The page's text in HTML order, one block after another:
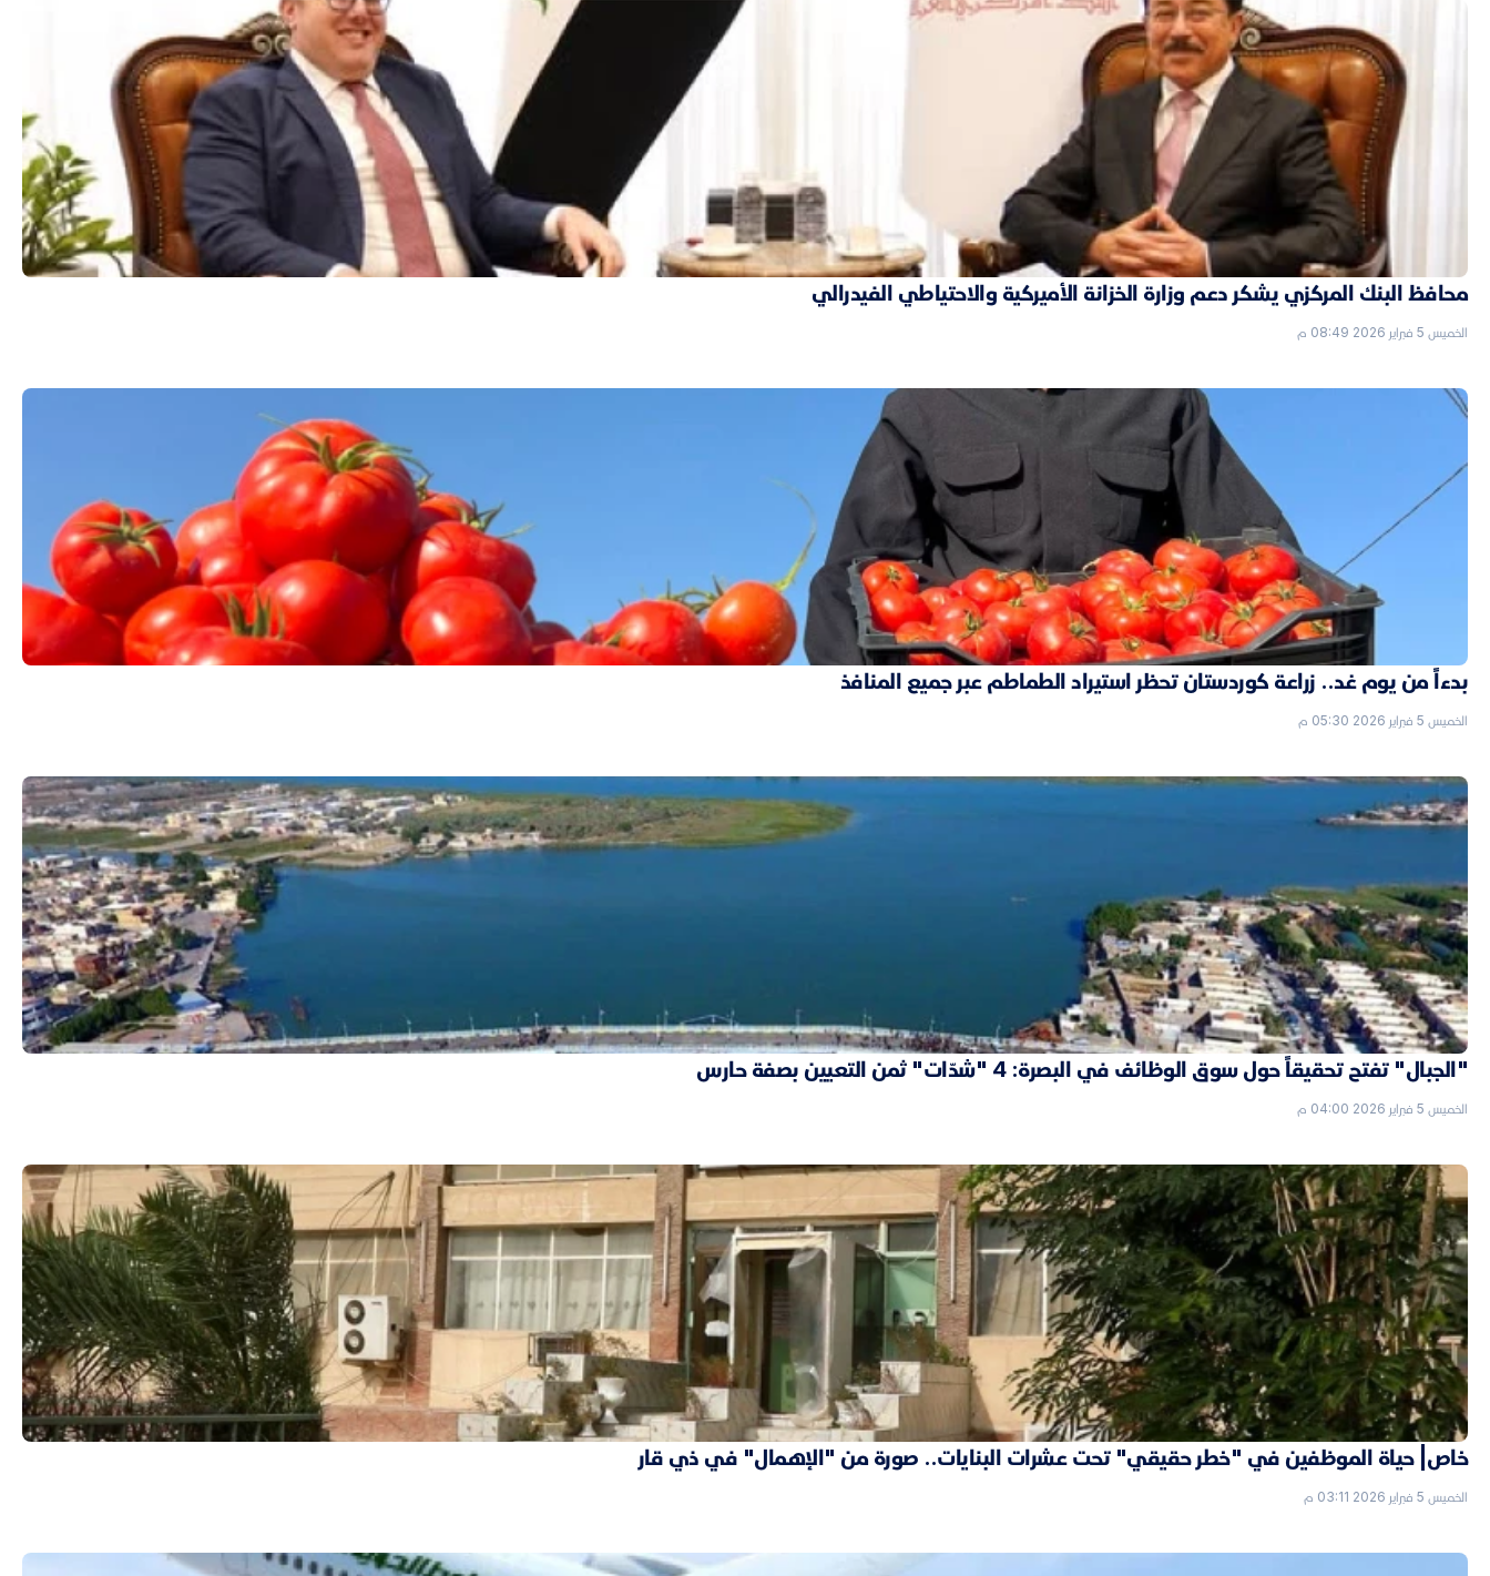
محافظ البنك المركزي يشكر دعم وزارة الخزانة الأميركية والاحتياطي الفيدرالي
الخميس 5 فبراير 2026 08:49 م
بدءاً من يوم غد.. زراعة كوردستان تحظر استيراد الطماطم عبر جميع المنافذ
الخميس 5 فبراير 2026 05:30 م
"الجبال" تفتح تحقيقاً حول سوق الوظائف في البصرة: 4 "شدّات" ثمن التعيين بصفة حارس
الخميس 5 فبراير 2026 04:00 م
خاص| حياة الموظفين في "خطر حقيقي" تحت عشرات البنايات.. صورة من "الإهمال" في ذي قار
الخميس 5 فبراير 2026 03:11 م